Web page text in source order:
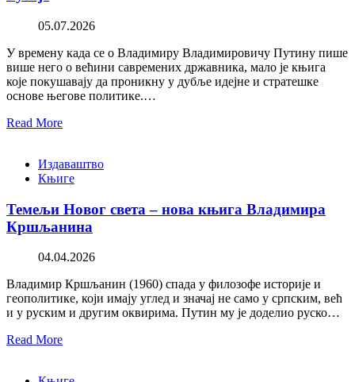
05.07.2026
У времену када се о Владимиру Владимировичу Путину пише
више него о већини савремених државника, мало је књига
које покушавају да проникну у дубље идејне и стратешке
основе његове политике.…
Read More
Издаваштво
Књиге
Темељи Новог света – нова књига Владимира
Кршљанина
04.04.2026
Владимир Кршљанин (1960) спада у филозофе историје и
геополитике, који имају углед и значај не само у српским, већ
и у руским и другим оквирима. Путин му је доделио руско…
Read More